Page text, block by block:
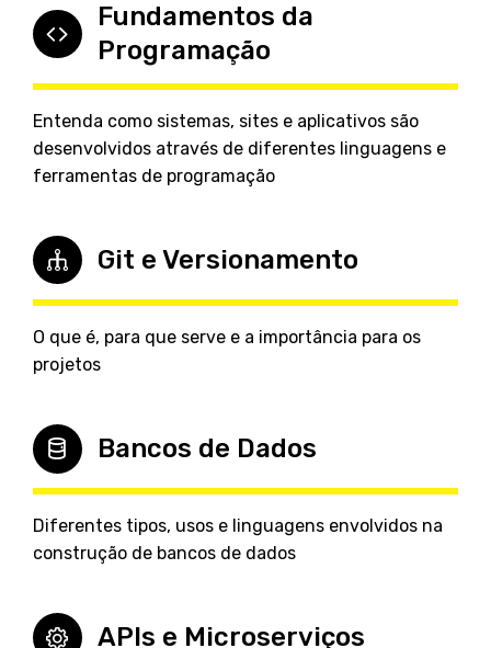
Fundamentos da
Programação
Entenda como sistemas, sites e aplicativos são
desenvolvidos através de diferentes linguagens e
ferramentas de programação
Git e Versionamento
O que é, para que serve e a importância para os
projetos
Bancos de Dados
Diferentes tipos, usos e linguagens envolvidos na
construção de bancos de dados
APIs e Microserviços